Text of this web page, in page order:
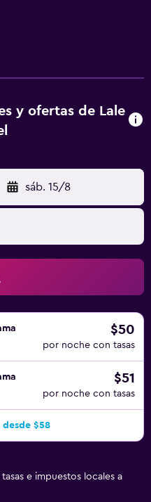
y una caja fuerte en la
con aire
y ofertas de Lale
sáb. 15/8
$50
por noche con tasas
$51
por noche con tasas
desde $58
e impuestos locales a